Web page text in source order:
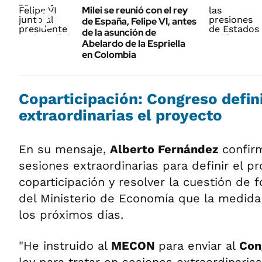
Milei se reunió con el rey
de España, Felipe VI, antes
de la asunción de
Abelardo de la Espriella
en Colombia
Coparticipación: Congreso
extraordinarias el proyecto
En su mensaje, Alberto Fernández
sesiones extraordinarias para definir el
coparticipación y resolver la cuestión de
del Ministerio de Economía que la
los próximos días.
"He instruido al MECON para enviar al